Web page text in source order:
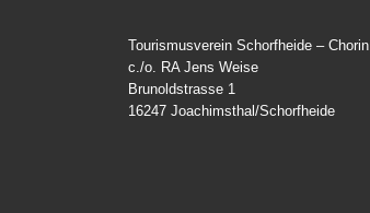
Tourismusverein Schorfheide – Chorin
c./o. RA Jens Weise
Brunoldstrasse 1
16247 Joachimsthal/Schorfheide